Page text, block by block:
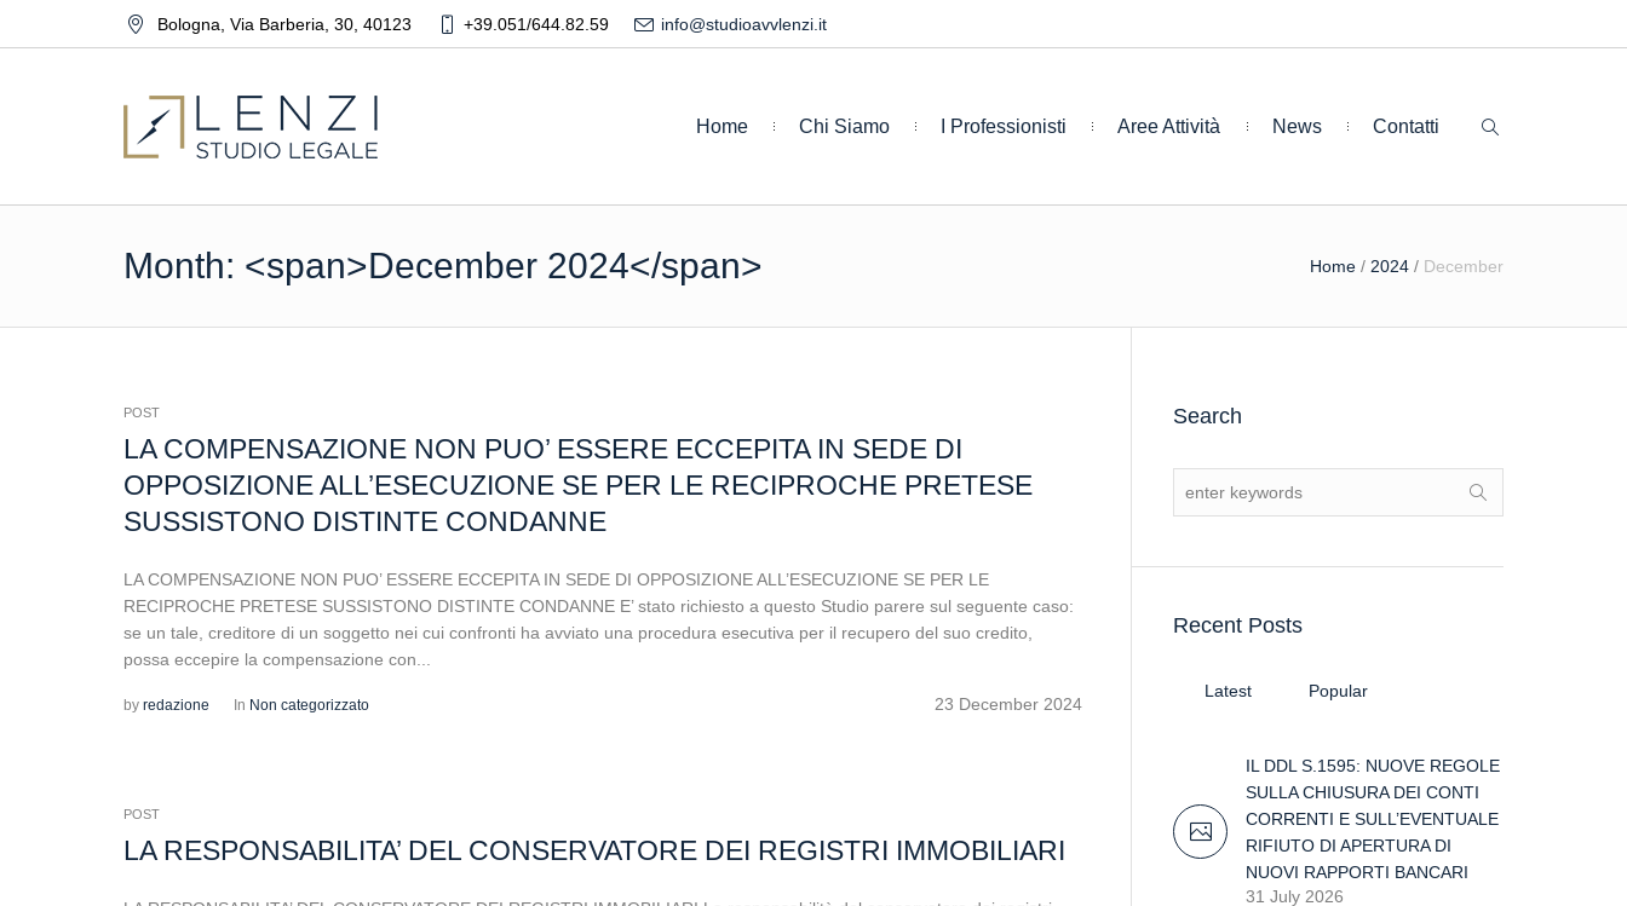
Bologna Via Barberia, 30, 40123 +39.051/644.82.59 info@studioavvlenzi.it
Home Chi Siamo I Professionisti Aree Attività News Contatti
Month: <span>December 2024</span> Home / 2024 / December
POST
LA COMPENSAZIONE NON PUO’ ESSERE ECCEPITA IN SEDE DI
OPPOSIZIONE ALL’ESECUZIONE SE PER LE RECIPROCHE PRETESE
SUSSISTONO DISTINTE CONDANNE
LA COMPENSAZIONE NON PUO’ ESSERE ECCEPITA IN SEDE DI OPPOSIZIONE ALL’ESECUZIONE SE PER LE
RECIPROCHE PRETESE SUSSISTONO DISTINTE CONDANNE E’ stato richiesto a questo Studio parere sul seguente caso:
se un tale, creditore di un soggetto nei cui confronti ha avviato una procedura esecutiva per il recupero del suo credito,
possa eccepire la compensazione con...
23 December 2024
by redazione In Non categorizzato
POST
LA RESPONSABILITA’ DEL CONSERVATORE DEI REGISTRI IMMOBILIARI
Search
Recent Posts
Latest Popular
IL DDL S.1595: NUOVE REGOLE
SULLA CHIUSURA DEI CONTI
CORRENTI E SULL’EVENTUALE
RIFIUTO DI APERTURA DI
NUOVI RAPPORTI BANCARI
31 July 2026